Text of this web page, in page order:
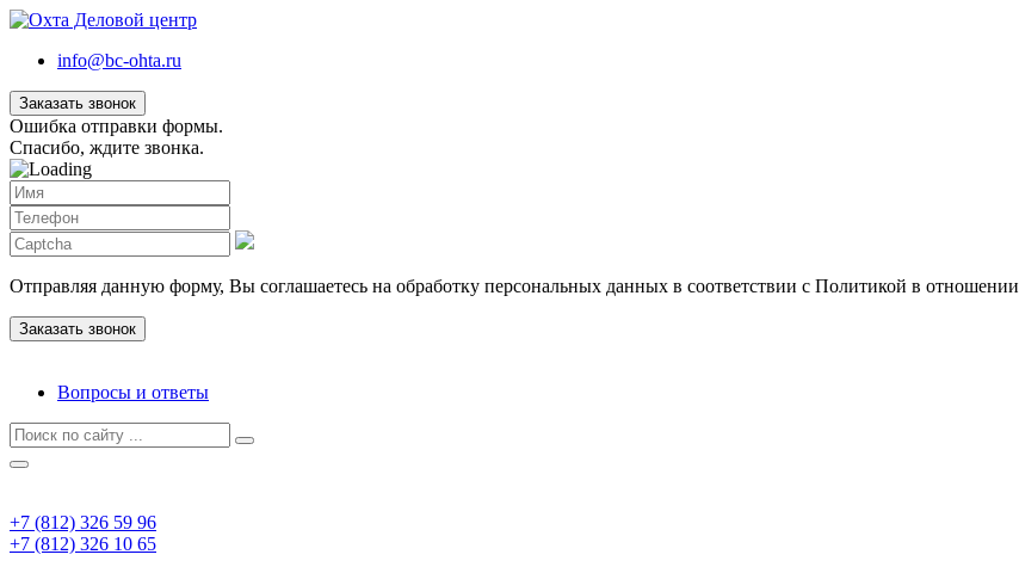
info@bc-ohta.ru
Заказать звонок
Ошибка отправки формы.
Спасибо, ждите звонка.
Отправляя данную форму, Вы соглашаетесь на обработку персональных данных в соответствии с Политикой в отношении
Вопросы и ответы
+7 (812) 326 59 96
+7 (812) 326 10 65